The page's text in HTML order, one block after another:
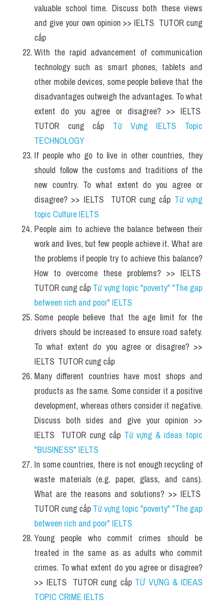
valuable school time. Discuss both these views
and give your own opinion >> IELTS  TUTOR cung
cấp
With the rapid advancement of communication
technology such as smart phones, tablets and
other mobile devices, some people believe that the
disadvantages outweigh the advantages. To what
extent do you agree or disagree? >> IELTS
TUTOR cung cấp Từ Vựng IELTS Topic
TECHNOLOGY
If people who go to live in other countries, they
should follow the customs and traditions of the
new country. To what extent do you agree or
disagree? >> IELTS  TUTOR cung cấp Từ vựng
topic Culture IELTS
People aim to achieve the balance between their
work and lives, but few people achieve it. What are
the problems if people try to achieve this balance?
How to overcome these problems? >> IELTS
TUTOR cung cấp Từ vựng topic "poverty" "The gap
between rich and poor" IELTS
Some people believe that the age limit for the
drivers should be increased to ensure road safety.
To what extent do you agree or disagree? >>
IELTS  TUTOR cung cấp
Many different countries have most shops and
products as the same. Some consider it a positive
development, whereas others consider it negative.
Discuss both sides and give your opinion >>
IELTS  TUTOR cung cấp Từ vựng & ideas topic
"BUSINESS" IELTS
In some countries, there is not enough recycling of
waste materials (e.g. paper, glass, and cans).
What are the reasons and solutions? >> IELTS
TUTOR cung cấp Từ vựng topic "poverty" "The gap
between rich and poor" IELTS
Young people who commit crimes should be
treated in the same as as adults who commit
crimes. To what extent do you agree or disagree?
>> IELTS  TUTOR cung cấp TỪ VỰNG & IDEAS
TOPIC CRIME IELTS